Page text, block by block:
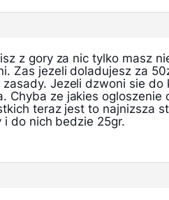
z gory za nic tylko masz
Zas jezeli doladujesz za
Jezeli dzwoni sie
Chyba ze jakies ogloszenie
teraz jest to najnizsza
i do nich bedzie 25gr.